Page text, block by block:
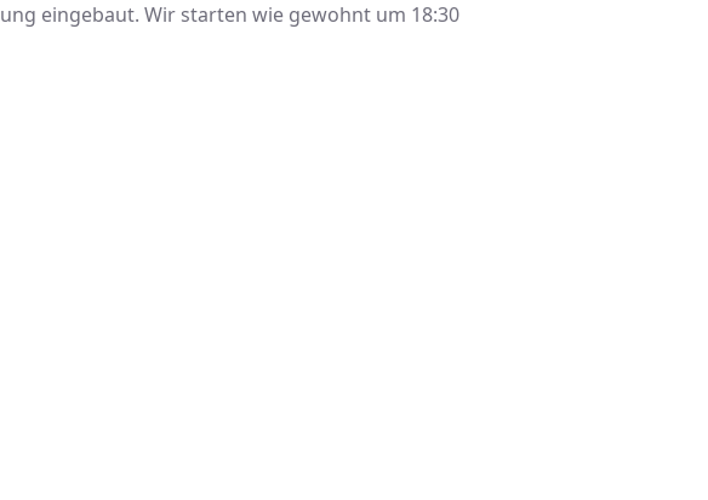
eingebaut. Wir starten wie gewohnt um 18:30